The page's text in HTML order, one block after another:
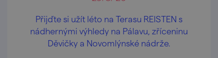
Přijďte si užít léto na Terasu REISTEN s
nádhernými výhledy na Pálavu, zříceninu
Děvičky a Novomlýnské nádrže.